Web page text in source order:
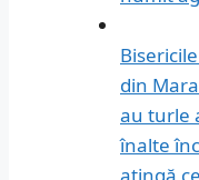
din
au turle
înalte